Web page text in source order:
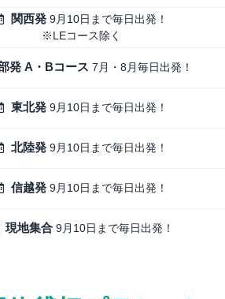
関西発 9月10日まで毎日出発！
※LEコース除く
発 A・Bコース 7月・8月毎日出発！
東北発 9月10日まで毎日出発！
北陸発 9月10日まで毎日出発！
信越発 9月10日まで毎日出発！
現地集合 9月10日まで毎日出発！